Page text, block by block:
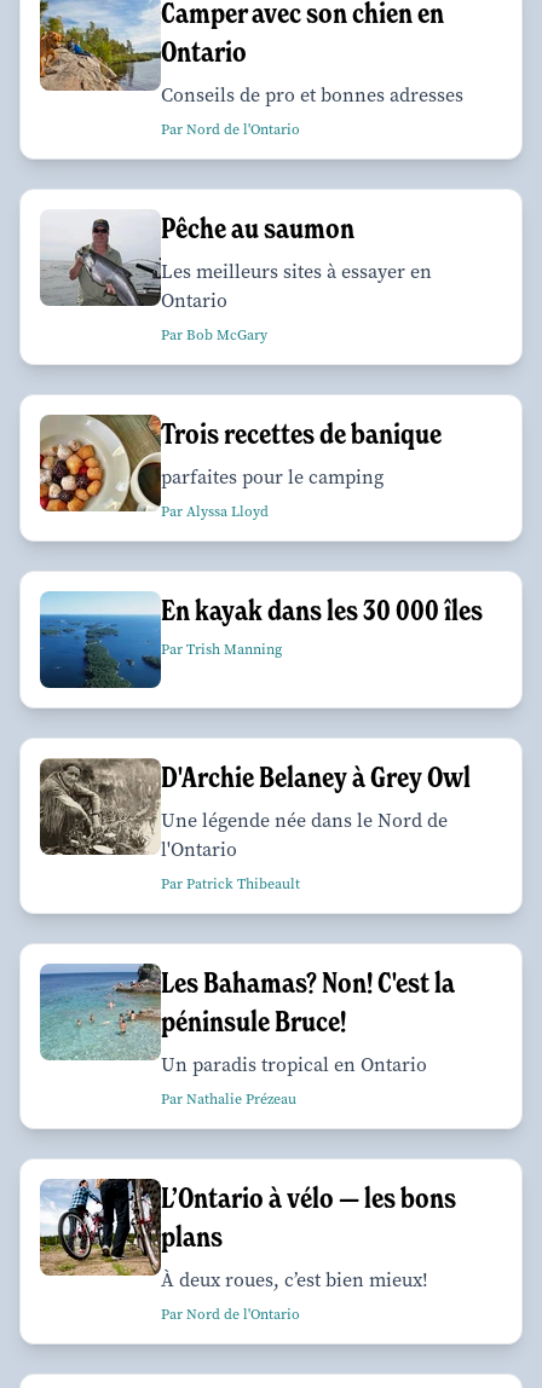
Camper avec son chien en
Ontario
Conseils de pro et bonnes adresses
Par Nord de l'Ontario
Pêche au saumon
Les meilleurs sites à essayer en
Ontario
Par Bob McGary
Trois recettes de banique
parfaites pour le camping
Par Alyssa Lloyd
En kayak dans les 30 000 îles
Par Trish Manning
D'Archie Belaney à Grey Owl
Une légende née dans le Nord de
l'Ontario
Par Patrick Thibeault
Les Bahamas? Non! C'est la
péninsule Bruce!
Un paradis tropical en Ontario
Par Nathalie Prézeau
L’Ontario à vélo — les bons
plans
À deux roues, c’est bien mieux!
Par Nord de l'Ontario